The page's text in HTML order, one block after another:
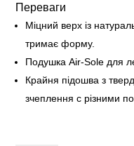
Переваги
Міцний верх із
тримає форму.
Подушка Air-Sole для
Крайня підошва з
зчеплення с різними